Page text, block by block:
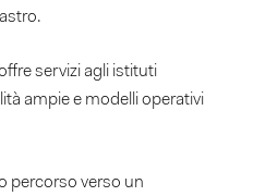
servizi agli istituti
ampie e modelli operativi
percorso verso un